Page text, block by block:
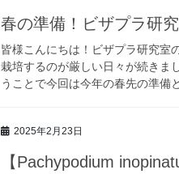
春の準備！ビザプラ研
皆様こんにちは！ビザプラ研究室
栽培するのが厳しい日々が続きま
うことで今回は今年の春先の準
2025年2月23日
【Pachypodium